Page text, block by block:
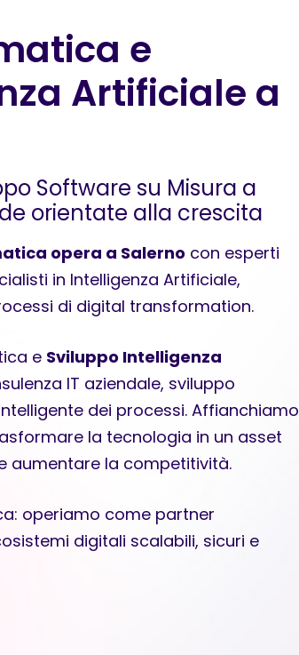
e
Artificiale a
Software su Misura a
orientate alla crescita
opera a Salerno con esperti
in Intelligenza Artificiale,
di digital transformation.
e Sviluppo Intelligenza
IT aziendale, sviluppo
dei processi. Affianchiamo
la tecnologia in un asset
aumentare la competitività.
operiamo come partner
digitali scalabili, sicuri e